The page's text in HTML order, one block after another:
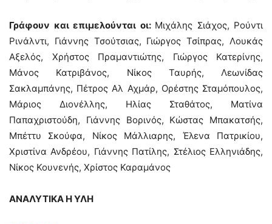
Γράφουν και επιμελούνται οι: Μιχάλης Σιάχος, Ρούντι
Ρινάλντι, Γιάννης Τσούτσιας, Γιώργος Τσίπρας, Λουκάς
Αξελός, Χρήστος Πραμαντιώτης, Γιώργος Κατερίνης,
Μάνος Κατριβάνος, Νίκος Ταυρής, Λεωνίδας
Σακλαμπάνης, Πέτρος Αλ Αχμάρ, Ορέστης Σταμόπουλος,
Μάριος Διονέλλης, Ηλίας Σταθάτος, Ματίνα
Παπαχριστούδη, Γιάννης Βορινός, Κώστας Μπακατσής,
Μπέττυ Σκούφα, Νίκος Μάλλιαρης, Έλενα Πατρικίου,
Χριστίνα Ανδρέου, Γιάννης Πατίλης, Στέλιος Ελληνιάδης,
Νίκος Κουνενής, Χρίστος Καραμάνος
ΑΝΑΛΥΤΙΚΑ Η ΥΛΗ